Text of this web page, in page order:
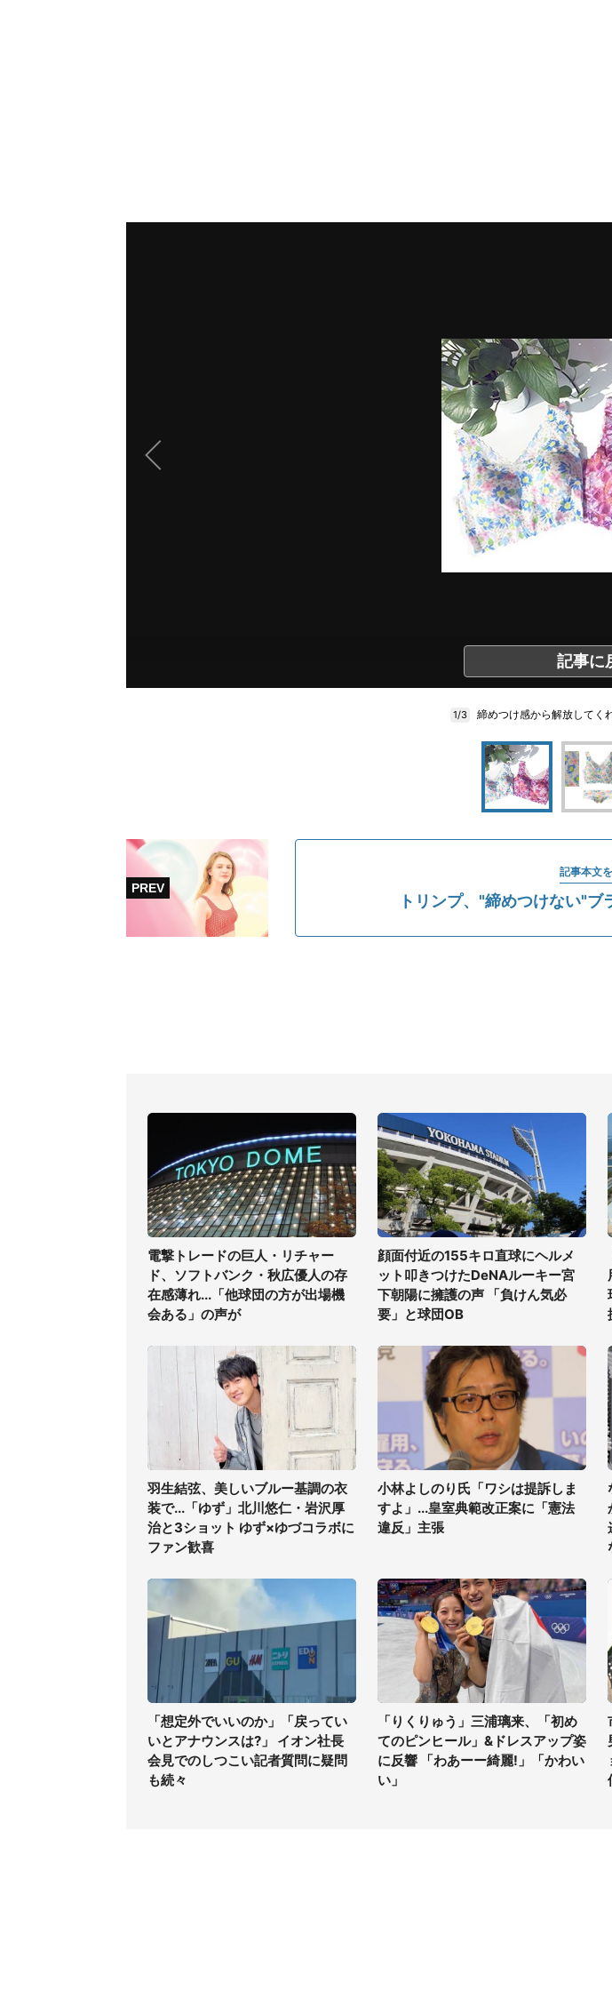
記事に
1/3 締めつけ感から解放してく
記事本文
トリンプ、"締めつけない"
電撃トレードの巨人・リチャー
ド、ソフトバンク・秋広優人の存
在感薄れ...「他球団の方が出場機
会ある」の声が
顔面付近の155キロ直球にヘルメ
ット叩きつけたDeNAルーキー宮
下朝陽に擁護の声 「負けん気必
要」と球団OB
羽生結弦、美しいブルー基調の衣
装で...「ゆず」北川悠仁・岩沢厚
治と3ショット ゆず×ゆづコラボに
ファン歓喜
小林よしのり氏「ワシは提訴しま
すよ」...皇室典範改正案に「憲法
違反」主張
「想定外でいいのか」「戻ってい
いとアナウンスは?」 イオン社長
会見でのしつこい記者質問に疑問
も続々
「りくりゅう」三浦璃来、「初め
てのピンヒール」&ドレスアップ姿
に反響 「わあーー綺麗!」「かわい
い」